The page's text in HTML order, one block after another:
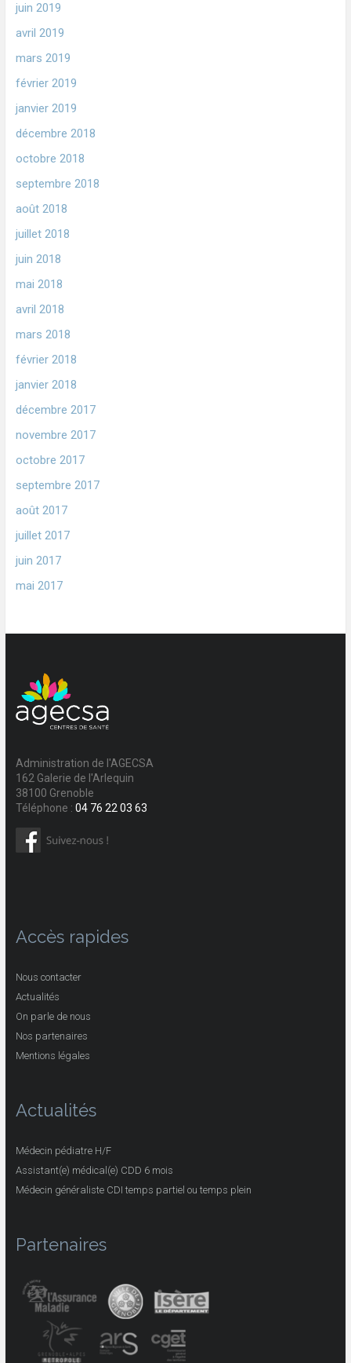
juin 2019
avril 2019
mars 2019
février 2019
janvier 2019
décembre 2018
octobre 2018
septembre 2018
août 2018
juillet 2018
juin 2018
mai 2018
avril 2018
mars 2018
février 2018
janvier 2018
décembre 2017
novembre 2017
octobre 2017
septembre 2017
août 2017
juillet 2017
juin 2017
mai 2017
Administration de l'AGECSA
162 Galerie de l'Arlequin
38100 Grenoble
Téléphone : 04 76 22 03 63
Accès rapides
Nous contacter
Actualités
On parle de nous
Nos partenaires
Mentions légales
Actualités
Médecin pédiatre H/F
Assistant(e) médical(e) CDD 6 mois
Médecin généraliste CDI temps partiel ou temps plein
Partenaires